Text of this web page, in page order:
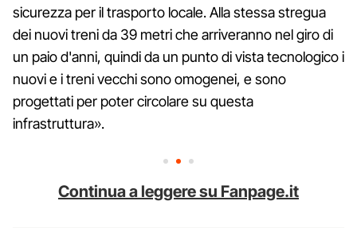
sicurezza per il trasporto locale. Alla stessa stregua
dei nuovi treni da 39 metri che arriveranno nel giro di
un paio d'anni, quindi da un punto di vista tecnologico i
nuovi e i treni vecchi sono omogenei, e sono
progettati per poter circolare su questa
infrastruttura».
Continua a leggere su Fanpage.it